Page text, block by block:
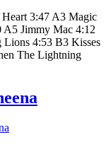
3:47 A3 Magic
Jimmy Mac 4:12
4:53 B3 Kisses
The Lightning